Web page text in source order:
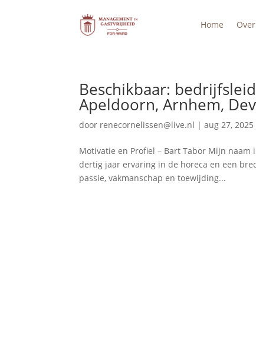
Home
Beschikbaar:
Apeldoorn, Arnhem,
door renecornelissen@live.nl |aug 27, 2025
Motivatie en Profiel – Bart Tabor Mijn
dertig jaar ervaring in de horeca en een
passie, vakmanschap en toewijding...